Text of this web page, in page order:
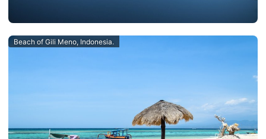
Beach of Gili Meno, Indonesia.